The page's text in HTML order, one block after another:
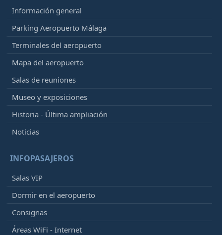
Información general
Parking Aeropuerto Málaga
Terminales del aeropuerto
Mapa del aeropuerto
Salas de reuniones
Museo y exposiciones
Historia - Última ampliación
Noticias
INFOPASAJEROS
Salas VIP
Dormir en el aeropuerto
Consignas
Áreas WiFi - Internet